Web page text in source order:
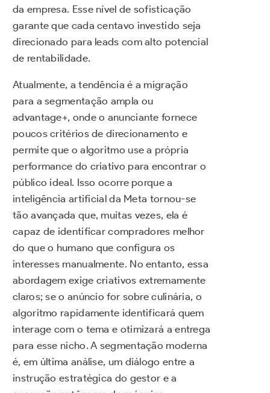
da empresa. Esse nível de sofisticação
garante que cada centavo investido seja
direcionado para leads com alto potencial
de rentabilidade.
Atualmente, a tendência é a migração
para a segmentação ampla ou
advantage+, onde o anunciante fornece
poucos critérios de direcionamento e
permite que o algoritmo use a própria
performance do criativo para encontrar o
público ideal. Isso ocorre porque a
inteligência artificial da Meta tornou-se
tão avançada que, muitas vezes, ela é
capaz de identificar compradores melhor
do que o humano que configura os
interesses manualmente. No entanto, essa
abordagem exige criativos extremamente
claros; se o anúncio for sobre culinária, o
algoritmo rapidamente identificará quem
interage com o tema e otimizará a entrega
para esse nicho. A segmentação moderna
é, em última análise, um diálogo entre a
instrução estratégica do gestor e a